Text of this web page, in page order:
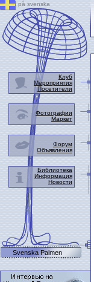
på svenska
Клуб
Мероприятия
Посетители
Фотографии
Маркет
Форум
Объявления
Библиотека
Информация
Новости
Svenska Palmen